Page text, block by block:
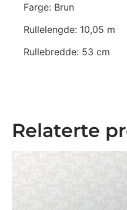
Farge: Brun
Rullelengde: 10,05 m
Rullebredde: 53 cm
Relaterte